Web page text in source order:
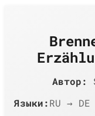
Автор:
Языки:RU → DE